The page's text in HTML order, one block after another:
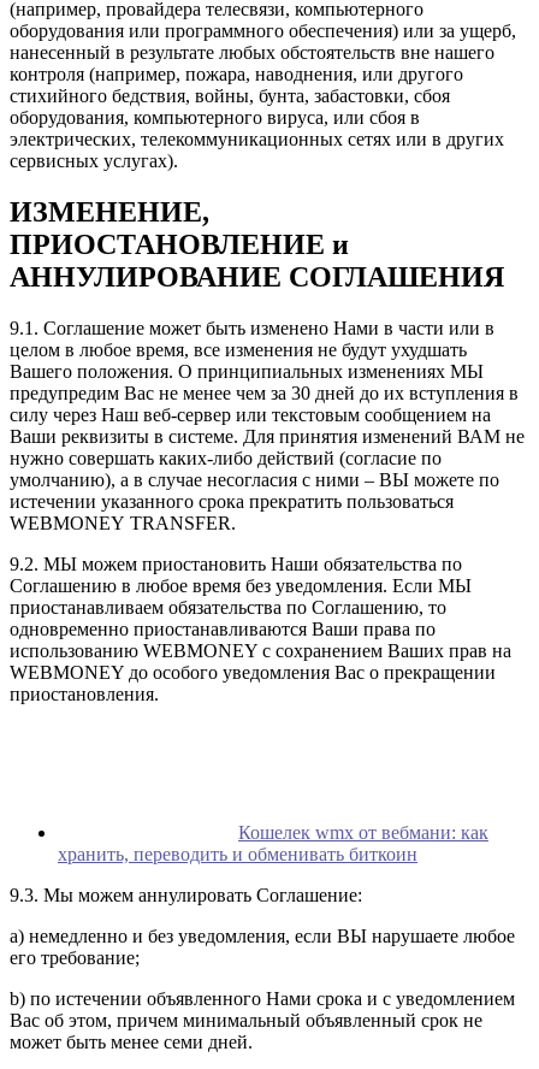
(например, провайдера телесвязи, компьютерного
оборудования или программного обеспечения) или за ущерб,
нанесенный в результате любых обстоятельств вне нашего
контроля (например, пожара, наводнения, или другого
стихийного бедствия, войны, бунта, забастовки, сбоя
оборудования, компьютерного вируса, или сбоя в
электрических, телекоммуникационных сетях или в других
сервисных услугах).
ИЗМЕНЕНИЕ,
ПРИОСТАНОВЛЕНИЕ и
АННУЛИРОВАНИЕ СОГЛАШЕНИЯ
9.1. Соглашение может быть изменено Нами в части или в
целом в любое время, все изменения не будут ухудшать
Вашего положения. О принципиальных изменениях МЫ
предупредим Вас не менее чем за 30 дней до их вступления в
силу через Наш веб-сервер или текстовым сообщением на
Ваши реквизиты в системе. Для принятия изменений ВАМ не
нужно совершать каких-либо действий (согласие по
умолчанию), а в случае несогласия с ними – ВЫ можете по
истечении указанного срока прекратить пользоваться
WEBMONEY TRANSFER.
9.2. МЫ можем приостановить Наши обязательства по
Соглашению в любое время без уведомления. Если МЫ
приостанавливаем обязательства по Соглашению, то
одновременно приостанавливаются Ваши права по
использованию WEBMONEY с сохранением Ваших прав на
WEBMONEY до особого уведомления Вас о прекращении
приостановления.
Кошелек wmx от вебмани: как
хранить, переводить и обменивать биткоин
9.3. Мы можем аннулировать Соглашение:
a) немедленно и без уведомления, если ВЫ нарушаете любое
его требование;
b) по истечении объявленного Нами срока и с уведомлением
Вас об этом, причем минимальный объявленный срок не
может быть менее семи дней.